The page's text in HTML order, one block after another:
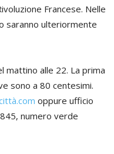
Francese. Nelle
saranno ulteriormente
mattino alle 22. La prima
sono a 80 centesimi.
oppure ufficio
numero verde